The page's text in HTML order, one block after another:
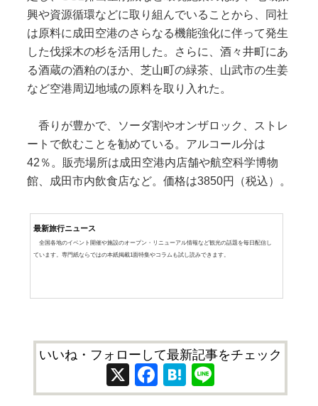
興や資源循環などに取り組んでいることから、同社
は原料に成田空港のさらなる機能強化に伴って発生
した伐採木の杉を活用した。さらに、酒々井町にあ
る酒蔵の酒粕のほか、芝山町の緑茶、山武市の生姜
など空港周辺地域の原料を取り入れた。
香りが豊かで、ソーダ割やオンザロック、ストレ
ートで飲むことを勧めている。アルコール分は
42％。販売場所は成田空港内店舗や航空科学博物
館、成田市内飲食店など。価格は3850円（税込）。
最新旅行ニュース
全国各地のイベント開催や施設のオープン・リニューアル情報など観光の話題を毎日配信し
ています。専門紙ならではの本紙掲載1面特集やコラムも試し読みできます。
いいね・フォローして最新記事をチェック
X Facebook
Hatena